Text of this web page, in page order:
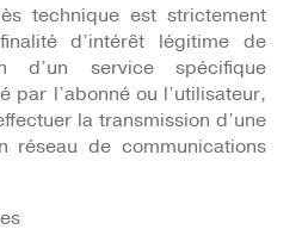
technique est strictement
d’intérêt légitime de
d’un service spécifique
par l’abonné ou l’utilisateur,
la transmission d’une
réseau de communications